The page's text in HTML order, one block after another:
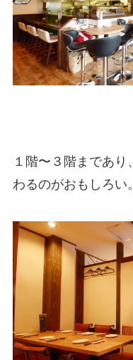
１階〜３階まであ
わるのがおもしろい。